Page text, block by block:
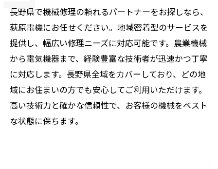
長野県で機械修理の頼れるパートナーをお探しなら、
荻原電機にお任せください。地域密着型のサービスを
提供し、幅広い修理ニーズに対応可能です。農業機械
から電気機器まで、経験豊富な技術者が迅速かつ丁寧
に対応します。長野県全域をカバーしており、どの地
域にお住まいの方でも安心してご利用いただけます。
高い技術力と確かな信頼性で、お客様の機械をベスト
な状態に保ちます。